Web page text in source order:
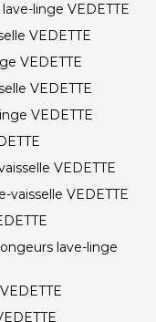
linge VEDETTE
VEDETTE
VEDETTE
VEDETTE
VEDETTE
VEDETTE
vaisselle VEDETTE
lave-linge